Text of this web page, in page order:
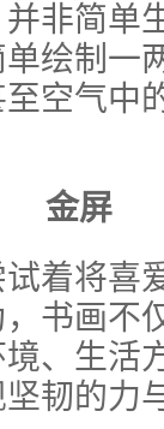
非简单
绘制一
空气中
金屏
着将喜
书画不
、生活
韧的力